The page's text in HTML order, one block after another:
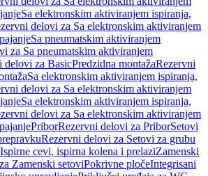
Sa elektronskim aktiviranjem ispiranja,
delovi za Sa elektronskim aktiviranjem
Sa pneumatskim aktiviranjem
za Sa pneumatskim aktiviranjem
delovi za BasicPredzidna montažaRezervni
Sa elektronskim aktiviranjem ispiranja,
delovi za Sa elektronskim aktiviranjem
Sa elektronskim aktiviranjem ispiranja,
delovi za Sa elektronskim aktiviranjem
PriborRezervni delovi za PriborSetovi
Rezervni delovi za Setovi za grubu
Ispirne cevi, ispirna kolena i prelaziZamenski
Zamenski setoviPokrivne pločeIntegrisani